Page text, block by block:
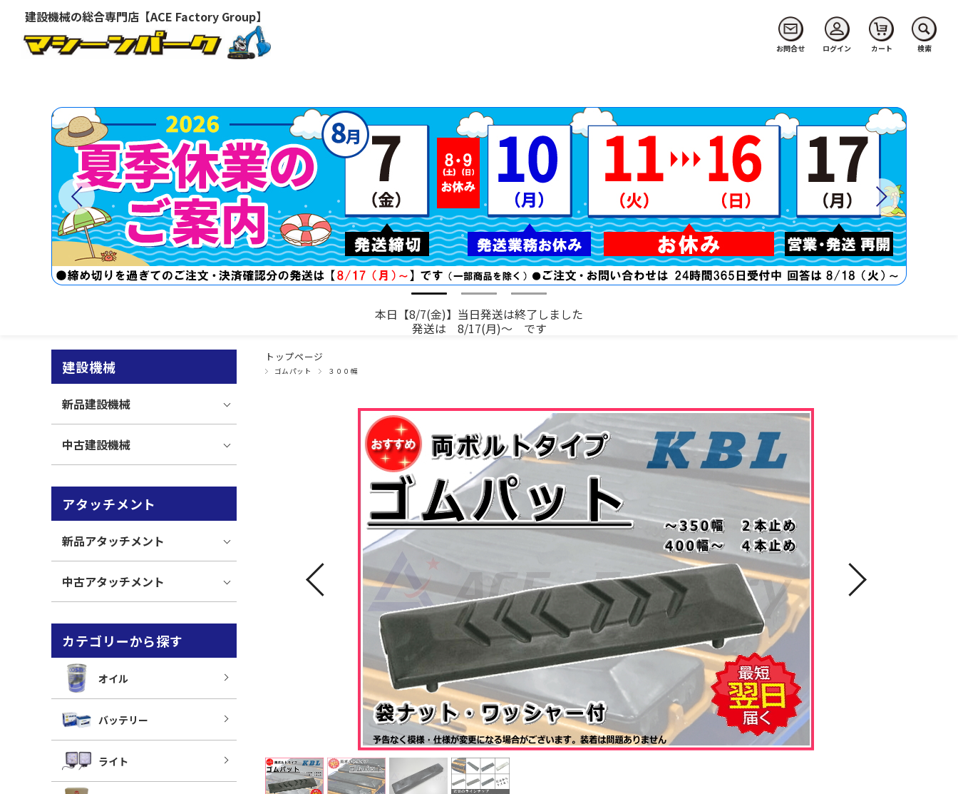
建設機械の総合専門店【ACE Factory Group】
お問合せ ログイン カート 検索
本日【8/7(金)】当日発送は終了しました
発送は 8/17(月)～ です
トップページ
ゴムパット ３００幅
建設機械
新品建設機械
中古建設機械
アタッチメント
新品アタッチメント
中古アタッチメント
カテゴリーから探す
オイル
バッテリー
ライト